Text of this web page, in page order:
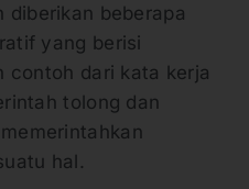
diberikan beberapa
yang berisi
contoh dari kata kerja
tolong dan
hal.